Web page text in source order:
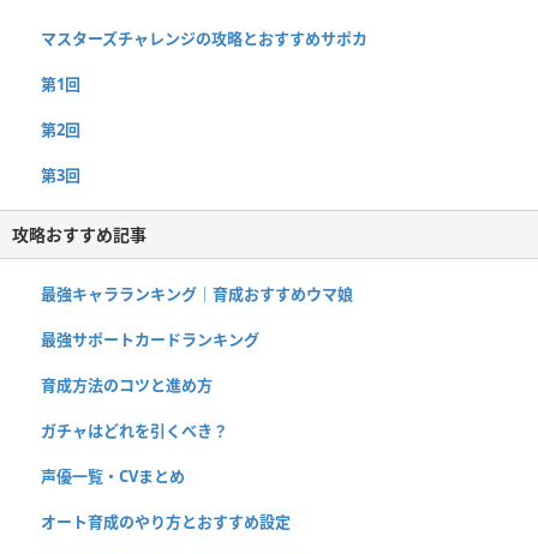
マスターズチャレンジの攻略とおすすめサポカ
第1回
第2回
第3回
攻略おすすめ記事
最強キャラランキング｜育成おすすめウマ娘
最強サポートカードランキング
育成方法のコツと進め方
ガチャはどれを引くべき？
声優一覧・CVまとめ
オート育成のやり方とおすすめ設定